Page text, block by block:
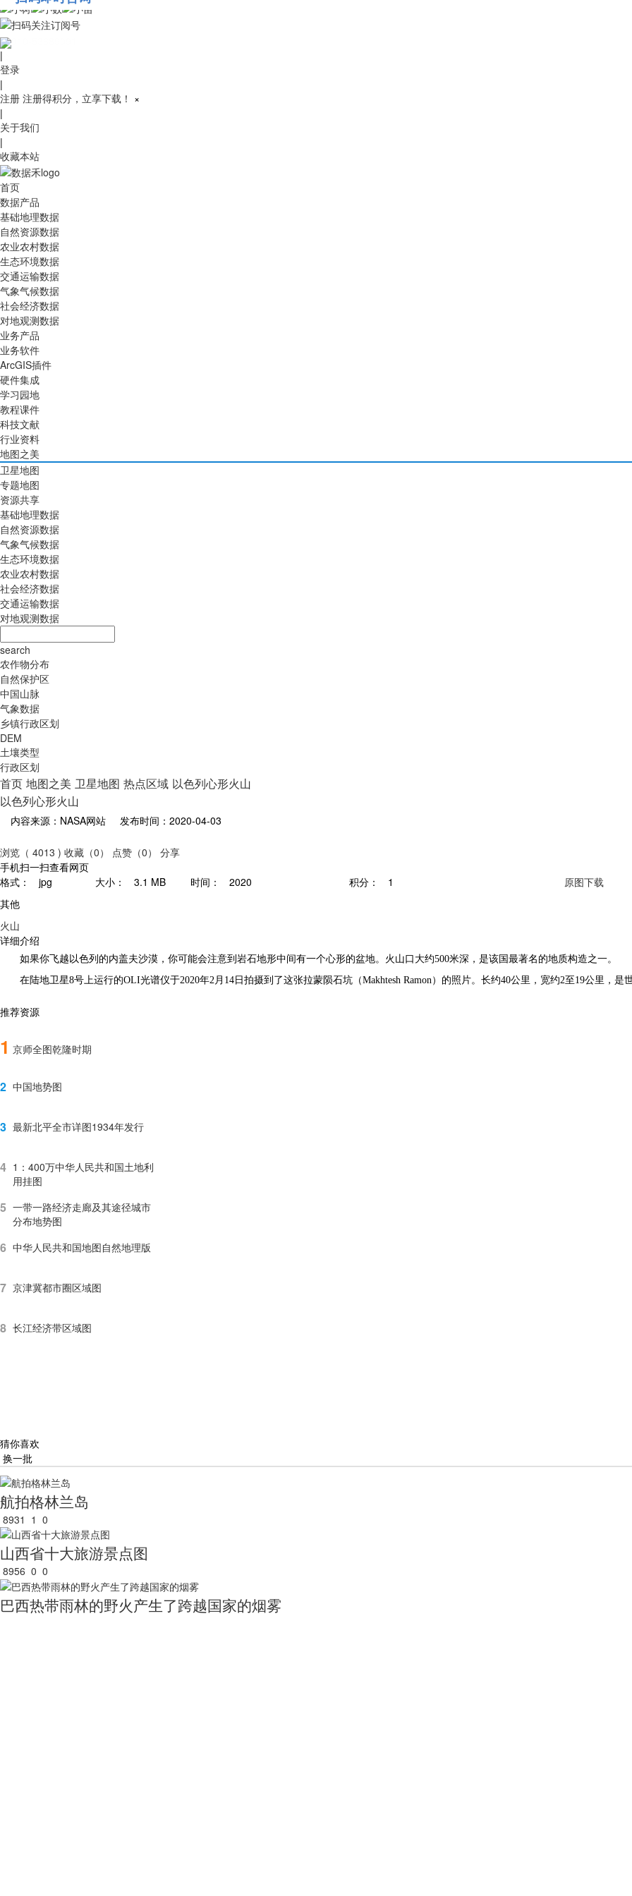
010-53689091
|
登录
|
注册 注册得积分，立享下载！ ×
|
关于我们
|
收藏本站
首页
数据产品
基础地理数据
自然资源数据
农业农村数据
生态环境数据
交通运输数据
气象气候数据
社会经济数据
对地观测数据
业务产品
业务软件
ArcGIS插件
硬件集成
学习园地
教程课件
科技文献
行业资料
地图之美
卫星地图
专题地图
资源共享
基础地理数据
自然资源数据
气象气候数据
生态环境数据
农业农村数据
社会经济数据
交通运输数据
对地观测数据
search
农作物分布
自然保护区
中国山脉
气象数据
乡镇行政区划
DEM
土壤类型
行政区划
首页 地图之美 卫星地图 热点区域 以色列心形火山
以色列心形火山
内容来源：NASA网站 发布时间：2020-04-03
浏览（ 4013 ) 收藏（0） 点赞（0）
分享
手机扫一扫查看网页
格式：
jpg 大小： 3.1 MB 时间： 2020 积分： 1
原图下载
其他
火山
详细介绍
如果你飞越以色列的内盖夫沙漠，你可能会注意到岩石地形中间有一个心形的盆地。火山口大约500米深，是该国最著名的地质构造之一。
在陆地卫星8号上运行的OLI光谱仪于2020年2月14日拍摄到了这张拉蒙陨石坑（Makhtesh Ramon）的照片。长约40公里，宽约2至19公里，是
推荐资源
1 京师全图乾隆时期
2 中国地势图
3 最新北平全市详图1934年发行
4 1：400万中华人民共和国土地利
用挂图
5 一带一路经济走廊及其途径城市
分布地势图
6 中华人民共和国地图自然地理版
7 京津冀都市圈区域图
8 长江经济带区域图
猜你喜欢
换一批
航拍格林兰岛
8931 1 0
山西省十大旅游景点图
8956 0 0
巴西热带雨林的野火产生了跨越国家的烟雾